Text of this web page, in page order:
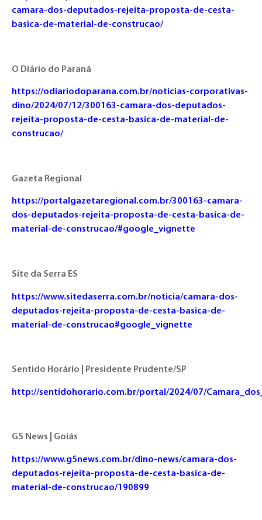
camara-dos-deputados-rejeita-proposta-de-cesta-
basica-de-material-de-construcao/
O Diário do Paraná
https://odiariodoparana.com.br/noticias-corporativas-
dino/2024/07/12/300163-camara-dos-deputados-
rejeita-proposta-de-cesta-basica-de-material-de-
construcao/
Gazeta Regional
https://portalgazetaregional.com.br/300163-camara-
dos-deputados-rejeita-proposta-de-cesta-basica-de-
material-de-construcao/#google_vignette
Site da Serra ES
https://www.sitedaserra.com.br/noticia/camara-dos-
deputados-rejeita-proposta-de-cesta-basica-de-
material-de-construcao#google_vignette
Sentido Horário | Presidente Prudente/SP
http://sentidohorario.com.br/portal/2024/07/
G5 News | Goiás
https://www.g5news.com.br/dino-news/camara-dos-
deputados-rejeita-proposta-de-cesta-basica-de-
material-de-construcao/190899